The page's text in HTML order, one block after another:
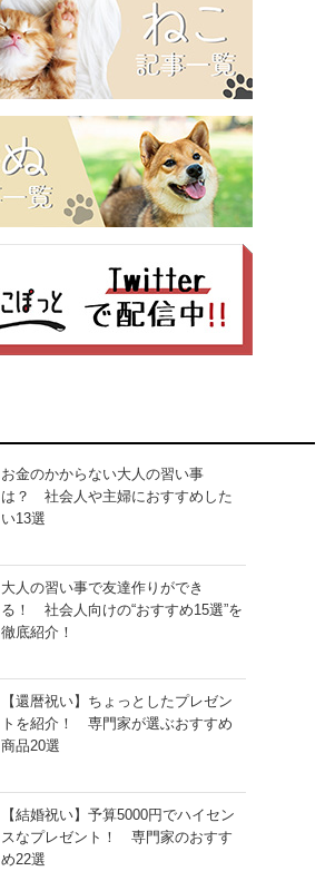
お金のかからない大人の習い事
は？ 社会人や主婦におすすめした
い13選
大人の習い事で友達作りができ
る！ 社会人向けの“おすすめ15選”を
徹底紹介！
【還暦祝い】ちょっとしたプレゼン
トを紹介！ 専門家が選ぶおすすめ
商品20選
【結婚祝い】予算5000円でハイセン
スなプレゼント！ 専門家のおすす
め22選